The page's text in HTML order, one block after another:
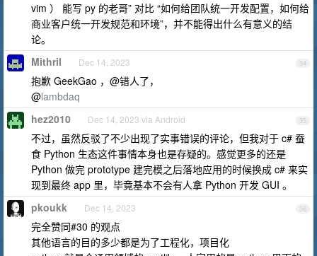
vim ） 能写 py 的老哥” 对比 “如何给团队统一开发配置，如何给
商业客户统一开发规范和环境”，并不能得出什么有意义的结
论。
34
Mithril Dec 14, 2023
抱歉 GeekGao ，@错人了，
@lambdaq
35
hez2010 Dec 14, 2023 via Android
不过，虽然反驳了不少出现了实事错误的评论，但我对于 c# 蚕
食 Python 生态这件事情本身也是存疑的。感觉更多的还是
Python 做完 prototype 建完模之后落地应用的时候换成 c# 来实
现到最终 app 里，毕竟基本不会有人拿 Python 开发 GUI 。
36
pkoukk Dec 14, 2023
完全赞同#30 的观点
其他语言的目的多少都是为了工程化，项目化